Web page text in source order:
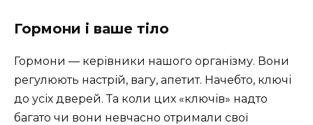
Гормони і ваше тіло
Гормони — керівники нашого організму. Вони
регулюють настрій, вагу, апетит. Начебто, ключі
до усіх дверей. Та коли цих «ключів» надто
багато чи вони невчасно отримали свої